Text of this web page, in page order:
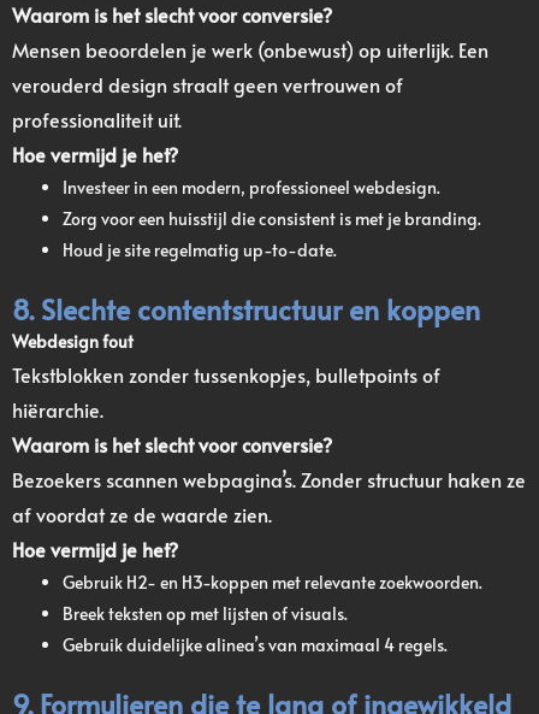
Waarom is het slecht voor conversie?
Mensen beoordelen je werk (onbewust) op uiterlijk. Een
verouderd design straalt geen vertrouwen of
professionaliteit uit.
Hoe vermijd je het?
Investeer in een modern, professioneel webdesign.
Zorg voor een huisstijl die consistent is met je branding.
Houd je site regelmatig up-to-date.
8. Slechte contentstructuur en koppen
Webdesign fout
Tekstblokken zonder tussenkopjes, bulletpoints of
hiërarchie.
Waarom is het slecht voor conversie?
Bezoekers scannen webpagina’s. Zonder structuur haken ze
af voordat ze de waarde zien.
Hoe vermijd je het?
Gebruik H2- en H3-koppen met relevante zoekwoorden.
Breek teksten op met lijsten of visuals.
Gebruik duidelijke alinea’s van maximaal 4 regels.
9. Formulieren die te lang of ingewikkeld